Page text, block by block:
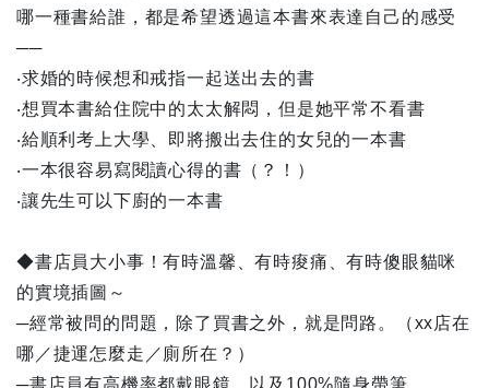
哪一種書給誰，都是希望透過這本書來表達自己的感受
──
‧求婚的時候想和戒指一起送出去的書
‧想買本書給住院中的太太解悶，但是她平常不看書
‧給順利考上大學、即將搬出去住的女兒的一本書
‧一本很容易寫閱讀心得的書（？！）
‧讓先生可以下廚的一本書
◆書店員大小事！有時溫馨、有時痠痛、有時傻眼貓咪
的實境插圖～
─經常被問的問題，除了買書之外，就是問路。（xx店在
哪／捷運怎麼走／廁所在？）
─書店員有高機率都戴眼鏡，以及100%隨身帶筆。